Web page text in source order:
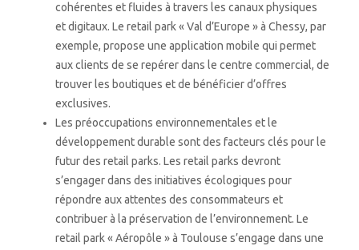
cohérentes et fluides à travers les canaux physiques
et digitaux. Le retail park « Val d’Europe » à Chessy, par
exemple, propose une application mobile qui permet
aux clients de se repérer dans le centre commercial, de
trouver les boutiques et de bénéficier d’offres
exclusives.
Les préoccupations environnementales et le
développement durable sont des facteurs clés pour le
futur des retail parks. Les retail parks devront
s’engager dans des initiatives écologiques pour
répondre aux attentes des consommateurs et
contribuer à la préservation de l’environnement. Le
retail park « Aéropôle » à Toulouse s’engage dans une